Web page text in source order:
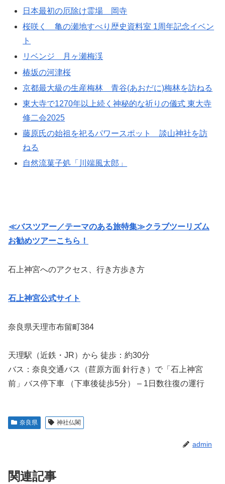
日本最初の厄除け霊場 岡寺
桜咲く 亀の瀬地すべり歴史資料室 1周年記念イベン
ト
リベンジ 月ヶ瀬梅渓
椿坂の河津桜
京都最大級の生産梅林 青谷(あおだに)梅林を訪ねる
東大寺で1270年以上続く神秘的な祈りの儀式 東大寺
修二会2025
藤原氏の始祖を祀るパワースポット 談山神社を訪
ねる
自然流菓子処「川端風太郎」
≪バスツアー／テーマのある旅特集≫クラブツーリズム
お勧めツアーこちら！
石上神宮へのアクセス、行き方歩き方
石上神宮公式サイト
奈良県天理市布留町384
天理駅（近鉄・JR）から 徒歩：約30分
バス：奈良交通バス（苣原方面 針行き）で「石上神宮
前」バス停下車 （下車後徒歩5分） – 1日数往復の運行
奈良県 神社仏閣
admin
関連記事